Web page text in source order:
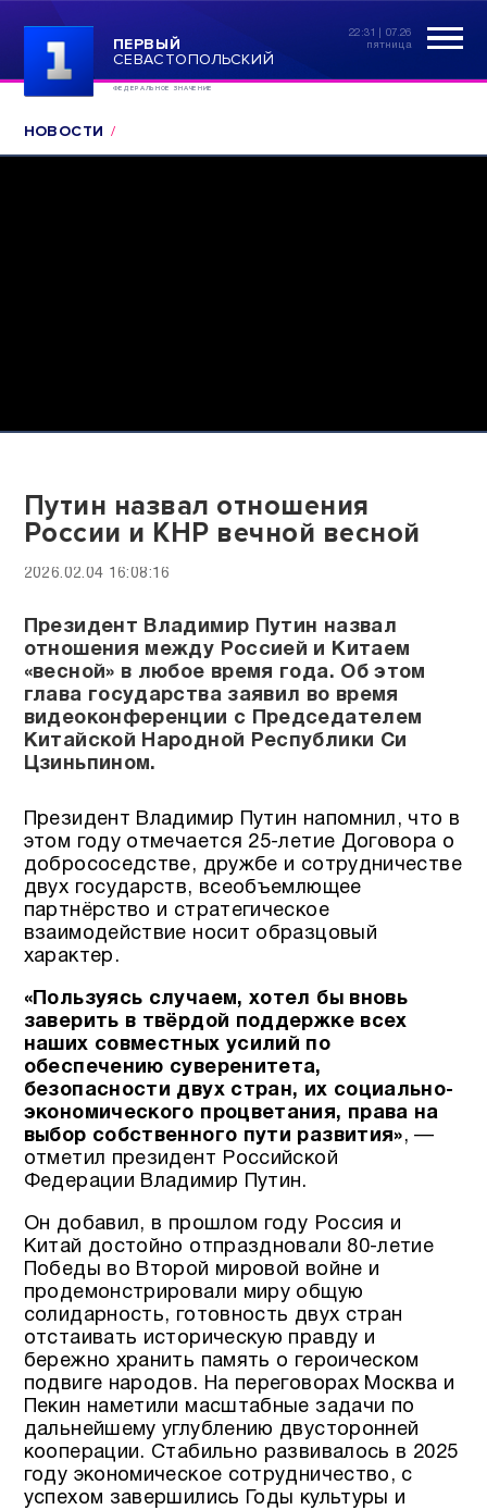
ПЕРВЫЙ
СЕВАСТОПОЛЬСКИЙ
ФЕДЕРАЛЬНОЕ ЗНАЧЕНИЕ
22:31 | 07.26
пятница
НОВОСТИ
Путин назвал отношения
России и КНР вечной весной
2026.02.04 16:08:16
Президент Владимир Путин назвал
отношения между Россией и Китаем
«весной» в любое время года. Об этом
глава государства заявил во время
видеоконференции с Председателем
Китайской Народной Республики Си
Цзиньпином.
Президент Владимир Путин напомнил, что в
этом году отмечается 25-летие Договора о
добрососедстве, дружбе и сотрудничестве
двух государств, всеобъемлющее
партнёрство и стратегическое
взаимодействие носит образцовый
характер.
«Пользуясь случаем, хотел бы вновь
заверить в твёрдой поддержке всех
наших совместных усилий по
обеспечению суверенитета,
безопасности двух стран, их социально-
экономического процветания, права на
выбор собственного пути развития», —
отметил президент Российской
Федерации Владимир Путин.
Он добавил, в прошлом году Россия и
Китай достойно отпраздновали 80-летие
Победы во Второй мировой войне и
продемонстрировали миру общую
солидарность, готовность двух стран
отстаивать историческую правду и
бережно хранить память о героическом
подвиге народов. На переговорах Москва и
Пекин наметили масштабные задачи по
дальнейшему углублению двусторонней
кооперации. Стабильно развивалось в 2025
году экономическое сотрудничество, с
успехом завершились Годы культуры и